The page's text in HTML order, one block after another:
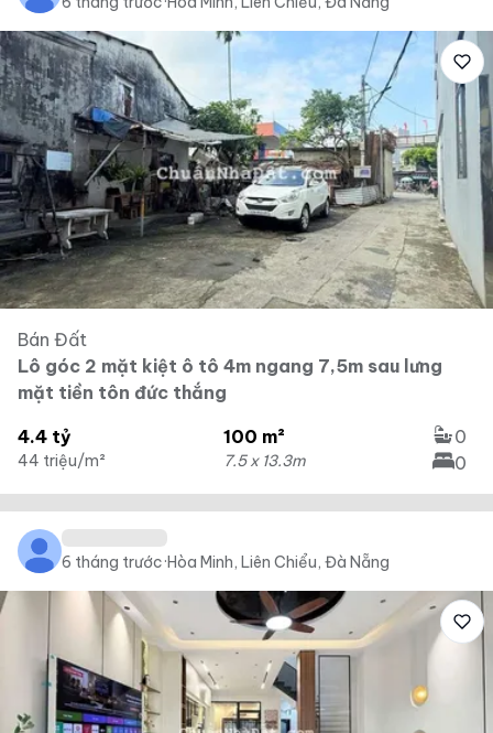
Bán Đất
Lô góc 2 mặt kiệt ô tô 4m ngang 7,5m sau lưng
mặt tiền tôn đức thắng
4.4 tỷ
44 triệu/m²
100 m²
7.5 x 13.3m
0
0
6 tháng trước·Hòa Minh, Liên Chiểu, Đà Nẵng